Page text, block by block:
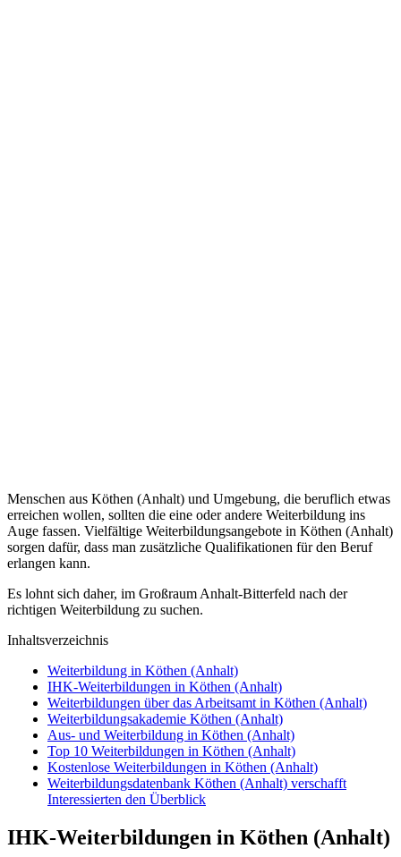
Menschen aus Köthen (Anhalt) und Umgebung, die beruflich etwas
erreichen wollen, sollten die eine oder andere Weiterbildung ins
Auge fassen. Vielfältige Weiterbildungsangebote in Köthen (Anhalt)
sorgen dafür, dass man zusätzliche Qualifikationen für den Beruf
erlangen kann.
Es lohnt sich daher, im Großraum Anhalt-Bitterfeld nach der
richtigen Weiterbildung zu suchen.
Inhaltsverzeichnis
Weiterbildung in Köthen (Anhalt)
IHK-Weiterbildungen in Köthen (Anhalt)
Weiterbildungen über das Arbeitsamt in Köthen (Anhalt)
Weiterbildungsakademie Köthen (Anhalt)
Aus- und Weiterbildung in Köthen (Anhalt)
Top 10 Weiterbildungen in Köthen (Anhalt)
Kostenlose Weiterbildungen in Köthen (Anhalt)
Weiterbildungsdatenbank Köthen (Anhalt) verschafft
Interessierten den Überblick
IHK-Weiterbildungen in Köthen (Anhalt)